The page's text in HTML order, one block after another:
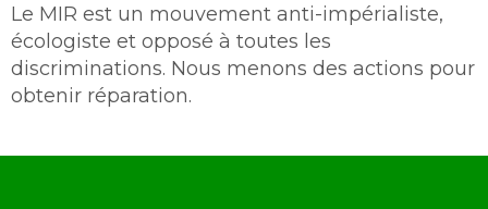
Le MIR est un mouvement anti-impérialiste,
écologiste et opposé à toutes les
discriminations. Nous menons des actions pour
obtenir réparation.